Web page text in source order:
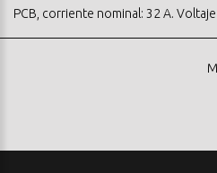
PCB, corriente nominal: 32 A. Voltaje